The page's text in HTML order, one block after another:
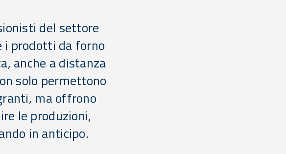
del settore
i prodotti da forno
anche a distanza
solo permettono
ma offrono
le produzioni,
in anticipo.